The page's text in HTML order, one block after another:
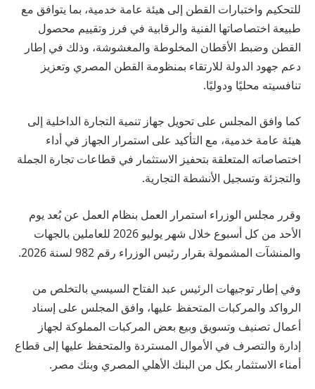
للتحكيم واختبارات القطن إلى هيئة عامة خدمية، بما يتوافق مع
طبيعة اختصاصاتها الفنية والرقابية في فرز وتقييم محصول
القطن وضبط الأقطان المخلوطة والمغشوشة، وذلك في إطار
دعم جهود الدولة للارتقاء بمنظومة القطن المصري وتعزيز
تنافسيته محليًا ودوليًا.
كما وافق المجلس على تحويل جهاز تنمية التجارة الداخلية إلى
هيئة عامة خدمية، مع التأكيد على استمرار الجهاز في أداء
اختصاصاته المتعلقة بتحفيز الاستثمار في قطاعات تجارة الجملة
والتجزئة وتسجيل الأنشطة التجارية.
وقرر مجلس الوزراء استمرار العمل بنظام العمل عن بُعد يوم
الأحد من كل أسبوع خلال شهر يوليو 2026 للعاملين بالجهات
والمنشآت المشمولة بقرار رئيس الوزراء رقم 982 لسنة 2026.
وفي إطار توجيهات الرئيس عبد الفتاح السيسي بالتخلص من
الرواكد والمركبات المتحفظ عليها، وافق المجلس على إسناد
أعمال تصنيف وتسويق وبيع بعض المركبات المملوكة لجهاز
إدارة والتصرف في الأموال المستردة والمتحفظ عليها إلى قطاع
أمناء الاستثمار بكل من البنك الأهلي المصري وبنك مصر.